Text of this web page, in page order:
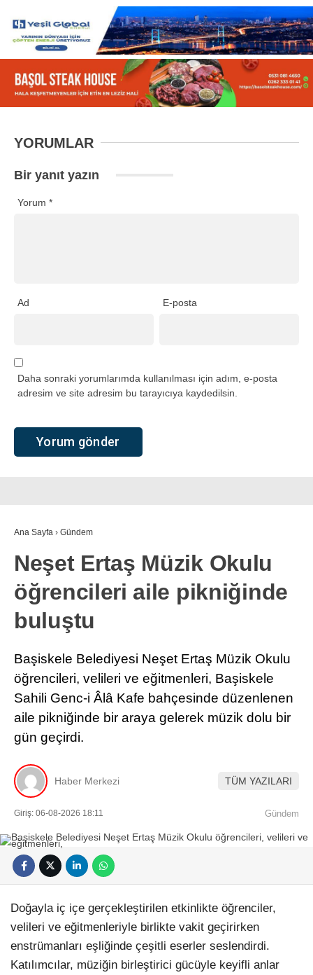
YORUMLAR
Bir yanıt yazın
Yorum *
Ad E-posta
Daha sonraki yorumlarımda kullanılması için adım, e-posta
adresim ve site adresim bu tarayıcıya kaydedilsin.
Ana Sayfa › Gündem
Neşet Ertaş Müzik Okulu
öğrencileri aile pikniğinde
buluştu
Başiskele Belediyesi Neşet Ertaş Müzik Okulu
öğrencileri, velileri ve eğitmenleri, Başiskele
Sahili Genc-i Âlâ Kafe bahçesinde düzenlenen
aile pikniğinde bir araya gelerek müzik dolu bir
gün geçirdi.
Haber Merkezi TÜM YAZILARI
Giriş: 06-08-2026 18:11 Gündem
Doğayla iç içe gerçekleştirilen etkinlikte öğrenciler,
velileri ve eğitmenleriyle birlikte vakit geçirirken
enstrümanları eşliğinde çeşitli eserler seslendirdi.
Katılımcılar, müziğin birleştirici gücüyle keyifli anlar